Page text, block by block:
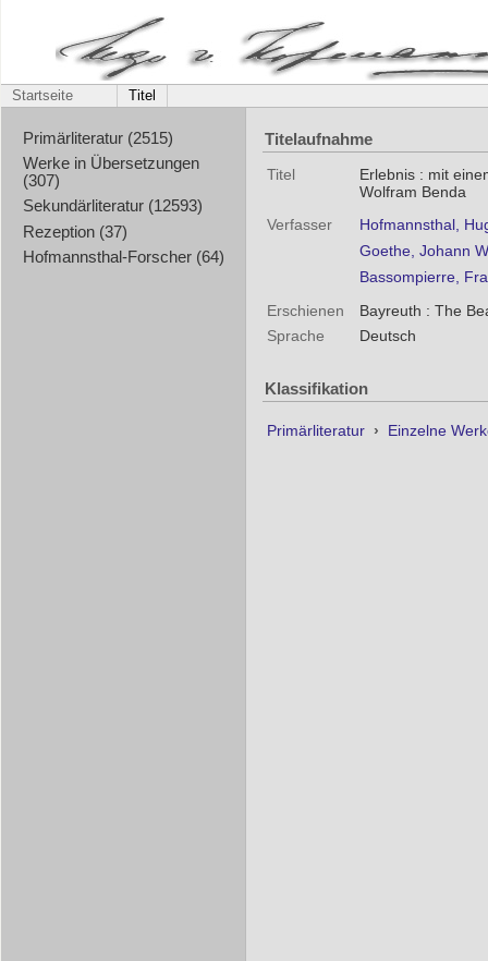
Startseite Titel
Primärliteratur (2515)
Werke in Übersetzungen
(307)
Sekundärliteratur (12593)
Rezeption (37)
Hofmannsthal-Forscher (64)
Titelaufnahme
Titel
Erlebnis : mit
Wolfram Benda
Verfasser
Hofmannsthal,
Goethe, Johann
Bassompierre,
Erschienen
Bayreuth : The
Sprache
Deutsch
Klassifikation
Primärliteratur › Einzelne